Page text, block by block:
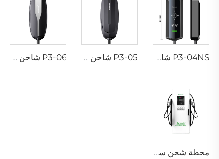
P3-04NS شاحن محمول لسيارات EV P3-05 شاحن محمول لسيارات EV P3-06 شاحن محمول لسيارات EV
محطة شحن سيارات PEV-01 DC الكهربائية